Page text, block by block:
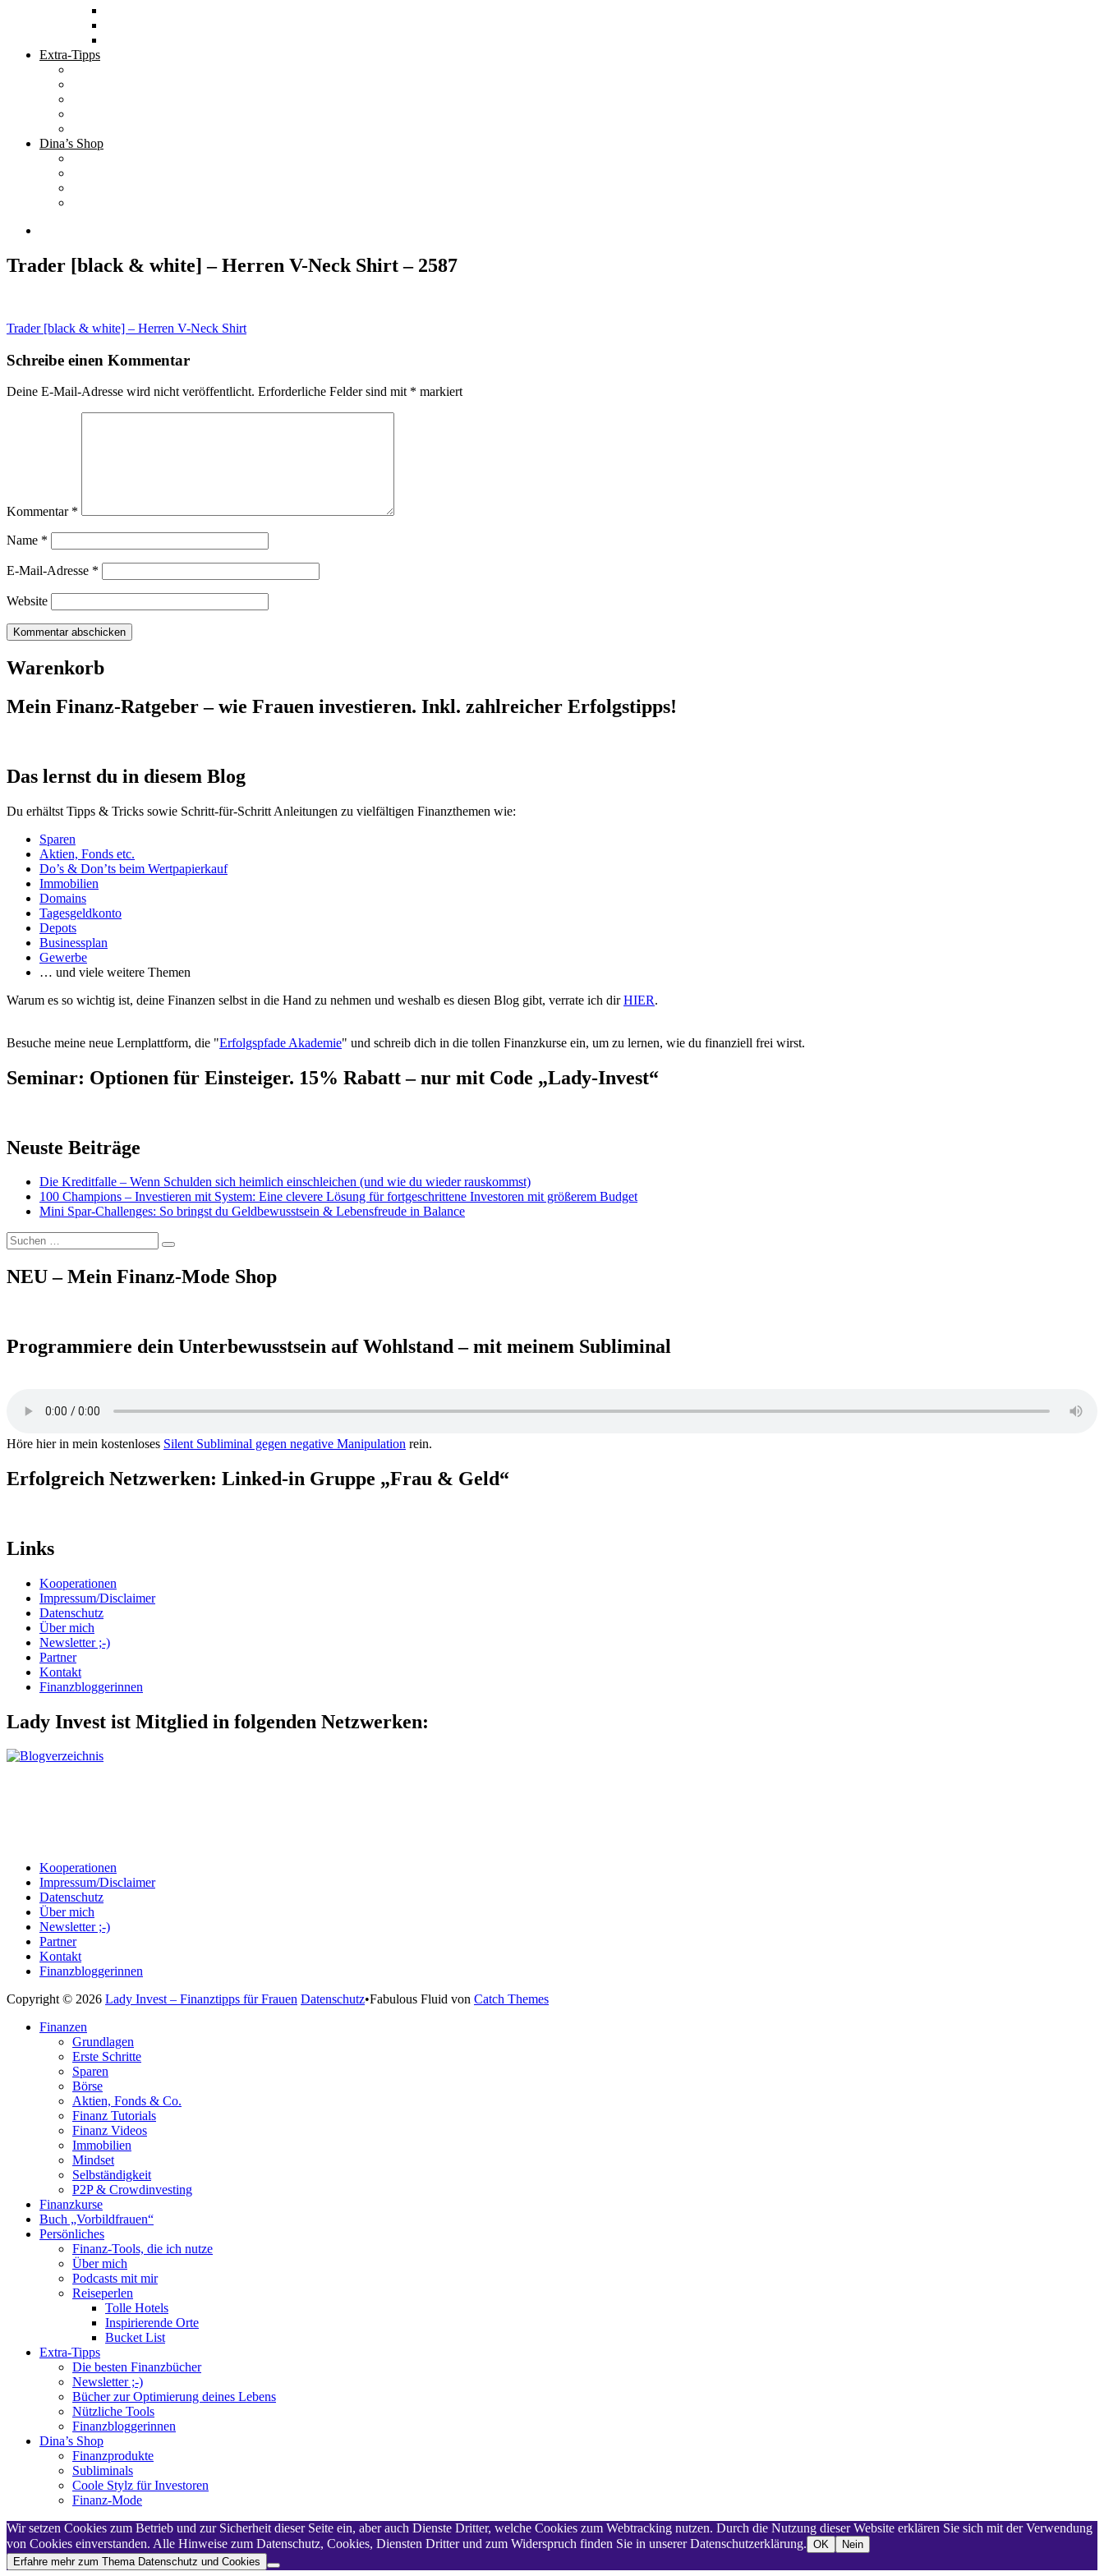
Extra-Tipps
Dina’s Shop
Trader [black & white] – Herren V-Neck Shirt – 2587
Beitragsnavigation
Trader [black & white] – Herren V-Neck Shirt
Schreibe einen Kommentar
Deine E-Mail-Adresse wird nicht veröffentlicht. Erforderliche Felder sind mit * markiert
Kommentar *
Name *
E-Mail-Adresse *
Website
Warenkorb
Mein Finanz-Ratgeber – wie Frauen investieren. Inkl. zahlreicher Erfolgstipps!
Das lernst du in diesem Blog
Du erhältst Tipps & Tricks sowie Schritt-für-Schritt Anleitungen zu vielfältigen Finanzthemen wie:
Sparen
Aktien, Fonds etc.
Do’s & Don’ts beim Wertpapierkauf
Immobilien
Domains
Tagesgeldkonto
Depots
Businessplan
Gewerbe
… und viele weitere Themen
Warum es so wichtig ist, deine Finanzen selbst in die Hand zu nehmen und weshalb es diesen Blog gibt, verrate ich dirHIER.
Besuche meine neue Lernplattform, die "Erfolgspfade Akademie" und schreib dich in die tollen Finanzkurse ein, um zu lernen, wie du finanziell frei wirst.
Seminar: Optionen für Einsteiger. 15% Rabatt – nur mit Code „Lady-Invest“
Neuste Beiträge
Die Kreditfalle – Wenn Schulden sich heimlich einschleichen (und wie du wieder rauskommst)
100 Champions – Investieren mit System: Eine clevere Lösung für fortgeschrittene Investoren mit größerem Budget
Mini Spar-Challenges: So bringst du Geldbewusstsein & Lebensfreude in Balance
Suchen
nach:
Suchen
NEU – Mein Finanz-Mode Shop
Programmiere dein Unterbewusstsein auf Wohlstand – mit meinem Subliminal
Höre hier in mein kostenloses Silent Subliminal gegen negative Manipulation rein.
Erfolgreich Netzwerken: Linked-in Gruppe „Frau & Geld“
Links
Kooperationen
Impressum/Disclaimer
Datenschutz
Über mich
Newsletter ;-)
Partner
Kontakt
Finanzbloggerinnen
Lady Invest ist Mitglied in folgenden Netzwerken:
Kooperationen
Impressum/Disclaimer
Datenschutz
Über mich
Newsletter ;-)
Partner
Kontakt
Finanzbloggerinnen
Copyright © 2026 Lady Invest – Finanztipps für Frauen Datenschutz•Fabulous Fluid von Catch Themes
oben
Finanzen
Grundlagen
Erste Schritte
Sparen
Börse
Aktien, Fonds & Co.
Finanz Tutorials
Finanz Videos
Immobilien
Mindset
Selbständigkeit
P2P & Crowdinvesting
Finanzkurse
Buch „Vorbildfrauen“
Persönliches
Finanz-Tools, die ich nutze
Über mich
Podcasts mit mir
Reiseperlen
Tolle Hotels
Inspirierende Orte
Bucket List
Extra-Tipps
Die besten Finanzbücher
Newsletter ;-)
Bücher zur Optimierung deines Lebens
Nützliche Tools
Finanzbloggerinnen
Dina’s Shop
Finanzprodukte
Subliminals
Coole Stylz für Investoren
Finanz-Mode
Wir setzen Cookies zum Betrieb und zur Sicherheit dieser Seite ein, aber auch Dienste Dritter, welche Cookies zum Webtracking nutzen. Durch die Nutzung dieser Website erklären Sie sich mit der Verwendung
von Cookies einverstanden. Alle Hinweise zum Datenschutz, Cookies, Diensten Dritter und zum Widerspruch finden Sie in unserer Datenschutzerklärung. OK
Nein
Erfahre mehr zum Thema Datenschutz und Cookies